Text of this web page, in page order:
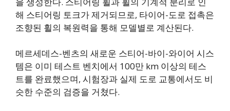
해 스티어링 토크가 제거되므로, 타이어-도로 접촉은
조향된 휠의 복원력을 통해 모델별로 계산된다.
메르세데스-벤츠의 새로운 스티어-바이-와이어 시스
템은 이미 테스트 벤치에서 100만 km 이상의 테스
트를 완료했으며, 시험장과 실제 도로 교통에서도 비
슷한 수준의 검증을 거쳤다.